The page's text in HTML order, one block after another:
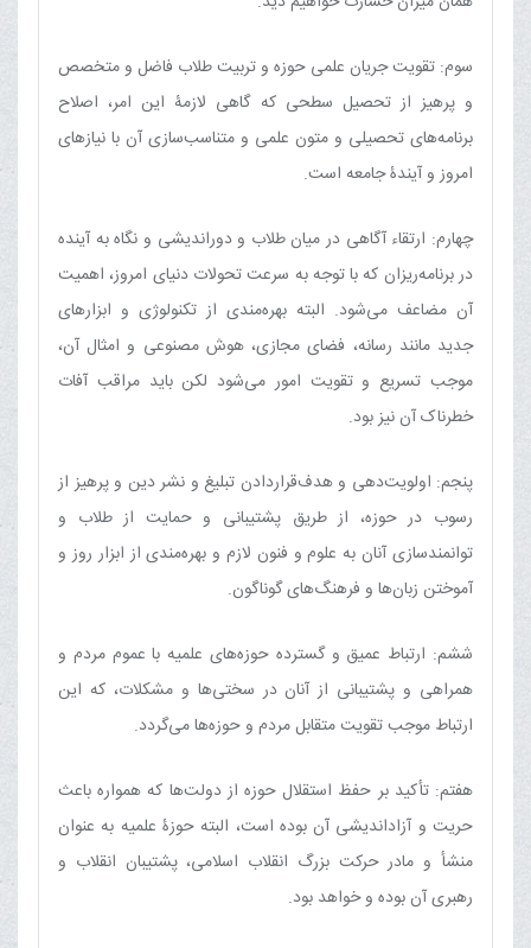
سوم: تقویت جریان علمی حوزه و تربیت طلاب فاضل و متخصص
و پرهیز از تحصیل سطحی که گاهی لازمۀ این امر، اصلاح
برنامه‌های تحصیلی و متون علمی و متناسب‌سازی آن با نیازهای
امروز و آیندۀ جامعه است.
چهارم: ارتقاء آگاهی در میان طلاب و دوراندیشی و نگاه به آینده
در برنامه‌ریزان که با توجه به سرعت تحولات دنیای امروز، اهمیت
آن مضاعف می‌شود. البته بهره‌مندی از تکنولوژی و ابزارهای
جدید مانند رسانه، فضای مجازی، هوش مصنوعی و امثال آن،
موجب تسریع و تقویت امور می‌شود لکن باید مراقب آفات
خطرناک آن نیز بود.
پنجم: اولویت‌دهی و هدف‌قراردادن تبلیغ و نشر دین و پرهیز از
رسوب در حوزه، از طریق پشتیبانی و حمایت از طلاب و
توانمندسازی آنان به علوم و فنون لازم و بهره‌مندی از ابزار روز و
آموختن زبان‌ها و فرهنگ‌های گوناگون.
ششم: ارتباط عمیق و گسترده حوزه‌های علمیه با عموم مردم و
همراهی و پشتیبانی از آنان در سختی‌ها و مشکلات، که این
ارتباط موجب تقویت متقابل مردم و حوزه‌ها می‌گردد.
هفتم: تأکید بر حفظ استقلال حوزه از دولت‌ها که همواره باعث
حریت و آزاداندیشی آن بوده است، البته حوزۀ علمیه به عنوان
منشأ و مادر حرکت بزرگ انقلاب اسلامی، پشتیبان انقلاب و
رهبری آن بوده و خواهد بود.